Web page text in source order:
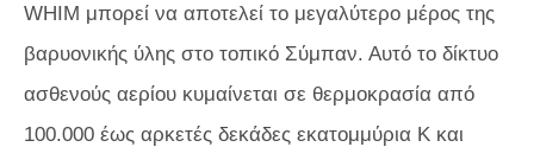
WHIM μπορεί να αποτελεί το μεγαλύτερο μέρος της
βαρυονικής ύλης στο τοπικό Σύμπαν. Αυτό το δίκτυο
ασθενούς αερίου κυμαίνεται σε θερμοκρασία από
100.000 έως αρκετές δεκάδες εκατομμύρια K και